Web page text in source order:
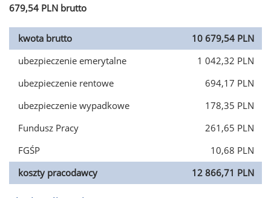
679,54 PLN brutto
kwota brutto
10 679,54 PLN
ubezpieczenie emerytalne
1 042,32 PLN
ubezpieczenie rentowe
694,17 PLN
ubezpieczenie wypadkowe
178,35 PLN
Fundusz Pracy
261,65 PLN
FGŚP
10,68 PLN
koszty pracodawcy
12 866,71 PLN